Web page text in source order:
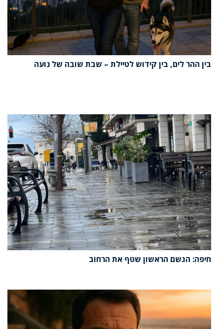
בין ההר לים, בין קידוש לטיילת – שבת שובה של נועה
חיפה: הגשם הראשון שטף את הרחוב